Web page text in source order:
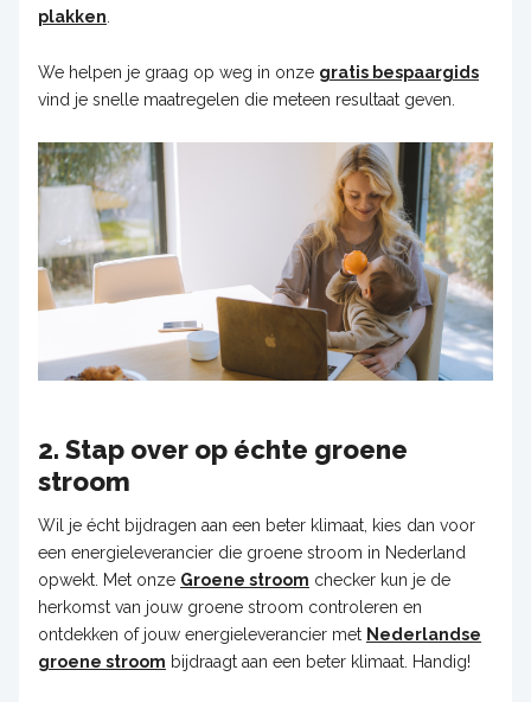
plakken
We helpen je graag op weg in onze gratis bespaargids
vind je snelle maatregelen die meteen resultaat geven.
2. Stap over op échte groene
stroom
Wil je écht bijdragen aan een beter klimaat, kies dan voor
een energieleverancier die groene stroom in Nederland
opwekt. Met onze Groene stroom checker kun je de
herkomst van jouw groene stroom controleren en
ontdekken of jouw energieleverancier met Nederlandse
groene stroom bijdraagt aan een beter klimaat. Handig!